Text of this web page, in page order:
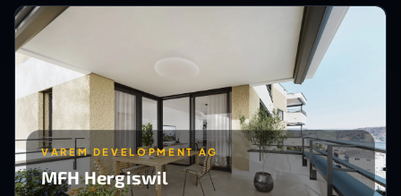
VAREM DEVELOPMENT AG
MFH Hergiswil